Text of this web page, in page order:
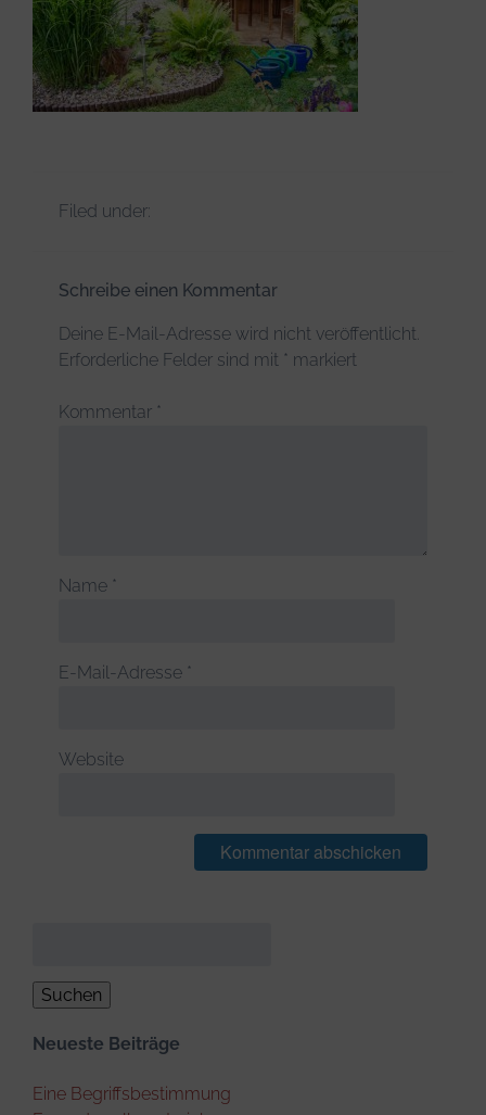
Filed under:
Schreibe einen Kommentar
Deine E-Mail-Adresse wird nicht veröffentlicht.
Erforderliche Felder sind mit * markiert
Kommentar *
Name *
E-Mail-Adresse *
Website
Neueste Beiträge
Eine Begriffsbestimmung